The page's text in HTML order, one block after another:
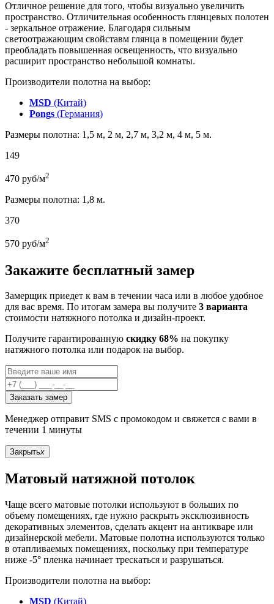
Отличное решение для того, чтобы визуально увеличить
пространство. Отличительная особенность глянцевых полотен
- зеркальное отражение. Благодаря сильным
светоотражающим свойставм глянца в помещении будет
преобладать повышенная освещенность, что визуально
расширит пространство небольшой комнаты.
Производители полотна на выбор:
MSD (Китай)
Pongs (Германия)
Размеры полотна: 1,5 м, 2 м, 2,7 м, 3,2 м, 4 м, 5 м.
149
470 руб/м2
Размеры полотна: 1,8 м.
370
570 руб/м2
Закажите бесплатный замер
Замерщик приедет к вам в течении часа или в любое удобное
для вас время. По итогам замера вы получите 3 варианта
стоимости натяжного потолка и дизайн-проект.
Получите гарантированную скидку 68% на покупку
натяжного потолка или подарок на выбор.
Заказать замер
Менеджер отправит SMS с промокодом и свяжется с вами в
течении 1 минуты
Закрытьx
Матовый натяжной потолок
Чаще всего матовые потолки используют в больших по
объему помещениях, где нужно раскрыть эксклюзивность
декоративных элементов, сделать акцент на антикваре или
дизайнерской мебели. Матовые полотна используются только
в отапливаемых помещениях, поскольку при температуре
ниже -5° пленка начинает трескаться и разрушаться.
Производители полотна на выбор:
MSD (Китай)